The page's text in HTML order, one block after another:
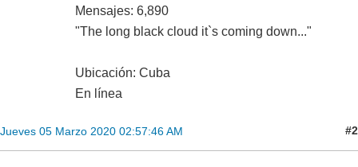
Mensajes: 6,890
"The long black cloud it`s coming down..."
Ubicación: Cuba
En línea
Jueves 05 Marzo 2020 02:57:46 AM #2